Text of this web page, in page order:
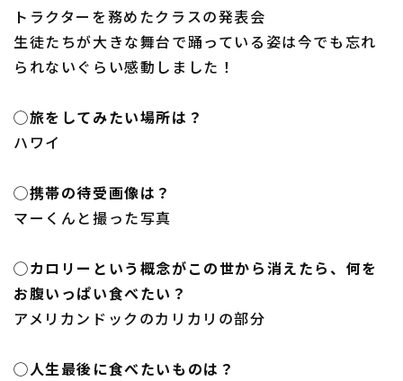
トラクターを務めたクラスの発表会
生徒たちが大きな舞台で踊っている姿は今でも忘れ
られないぐらい感動しました！
◯旅をしてみたい場所は？
ハワイ
◯携帯の待受画像は？
マーくんと撮った写真
◯カロリーという概念がこの世から消えたら、何を
お腹いっぱい食べたい？
アメリカンドックのカリカリの部分
◯人生最後に食べたいものは？